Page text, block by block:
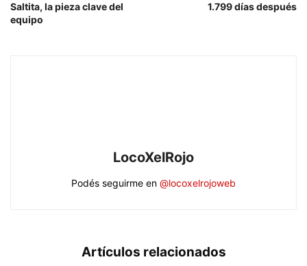
Saltita, la pieza clave del
equipo
1.799 días después
LocoXelRojo
Podés seguirme en @locoxelrojoweb
Artículos relacionados